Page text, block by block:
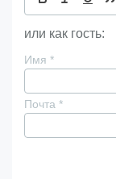
или как гость:
Имя *
Почта *